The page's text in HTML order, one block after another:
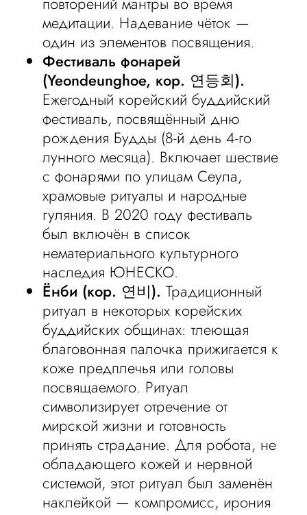
медитации. Надевание чёток —
один из элементов посвящения.
Фестиваль фонарей
(Yeondeunghoe, кор. 연등회).
Ежегодный корейский буддийский
фестиваль, посвящённый дню
рождения Будды (8-й день 4-го
лунного месяца). Включает шествие
с фонарями по улицам Сеула,
храмовые ритуалы и народные
гуляния. В 2020 году фестиваль
был включён в список
нематериального культурного
наследия ЮНЕСКО.
Ёнби (кор. 연비). Традиционный
ритуал в некоторых корейских
буддийских общинах: тлеющая
благовонная палочка прижигается к
коже предплечья или головы
посвящаемого. Ритуал
символизирует отречение от
мирской жизни и готовность
принять страдание. Для робота, не
обладающего кожей и нервной
системой, этот ритуал был заменён
наклейкой — компромисс, ирония